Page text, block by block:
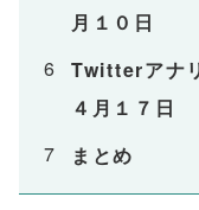
月１０日
Twitterアナ
４月１７日
まとめ